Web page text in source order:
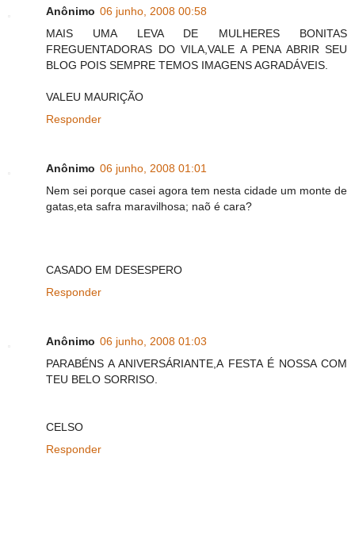
Anônimo 06 junho, 2008 00:58
MAIS UMA LEVA DE MULHERES BONITAS
FREGUENTADORAS DO VILA,VALE A PENA ABRIR SEU
BLOG POIS SEMPRE TEMOS IMAGENS AGRADÁVEIS.
VALEU MAURIÇÃO
Responder
Anônimo 06 junho, 2008 01:01
Nem sei porque casei agora tem nesta cidade um monte de
gatas,eta safra maravilhosa; naõ é cara?
CASADO EM DESESPERO
Responder
Anônimo 06 junho, 2008 01:03
PARABÉNS A ANIVERSÁRIANTE,A FESTA É NOSSA COM
TEU BELO SORRISO.
CELSO
Responder